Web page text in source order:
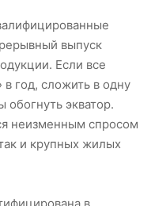
выпуск
Если все
год, сложить в одну
обогнуть экватор.
неизменным спросом
и крупных жилых